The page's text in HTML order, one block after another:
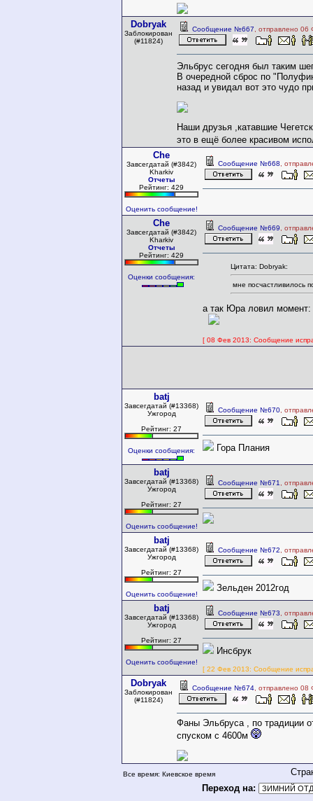
Dobryak
Заблокирован
(#11824)
Сообщение №667 , отправлено
Эльбрус сегодня был таким
В очередной сброс по
назад и увидал вот это чудо
Наши друзья ,катавшие
это в ещё более красивом
Che
Завсегдатай (#3842)
Kharkiv
Отчеты
Рейтинг: 429
Оценить сообщение!
Сообщение №668 ,
Che
Завсегдатай (#3842)
Kharkiv
Отчеты
Рейтинг: 429
Оценки сообщения:
Сообщение №669 ,
Цитата: Dobryak:
мне посчастливилось
а так Юра ловил момент:
[ 08 Фев 2013: Сообщение
batj
Завсегдатай (#13368)
Ужгород
Рейтинг: 27
Оценки сообщения:
Сообщение №670 ,
Гора Плания
batj
Завсегдатай (#13368)
Ужгород
Рейтинг: 27
Оценить сообщение!
Сообщение №671 ,
batj
Завсегдатай (#13368)
Ужгород
Рейтинг: 27
Оценить сообщение!
Сообщение №672 ,
Зельден 2012год
batj
Завсегдатай (#13368)
Ужгород
Рейтинг: 27
Оценить сообщение!
Сообщение №673 ,
Инсбрук
[ 22 Фев 2013: Сообщение
Dobryak
Заблокирован
(#11824)
Сообщение №674 , отправлено
Фаны Эльбруса , по традиции
спуском с 4600м
Все время: Киевское время
Переход на: